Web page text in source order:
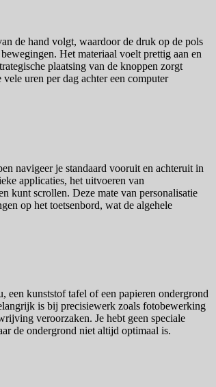
de hand volgt, waardoor de druk op de pols
Het materiaal voelt prettig aan en
plaatsing van de knoppen zorgt
uren per dag achter een computer
navigeer je standaard vooruit en achteruit in
applicaties, het uitvoeren van
kunt scrollen. Deze mate van personalisatie
op het toetsenbord, wat de algehele
een kunststof tafel of een papieren ondergrond
is bij precisiewerk zoals fotobewerking
veroorzaken. Je hebt geen speciale
de ondergrond niet altijd optimaal is.